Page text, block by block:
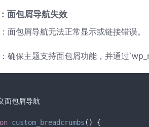
面包屑导航失效
面包屑导航无法正常显示或链接错误。
确保主题支持面包屑功能，并通过
面包屑导航
custom_breadcrumbs ( ) {